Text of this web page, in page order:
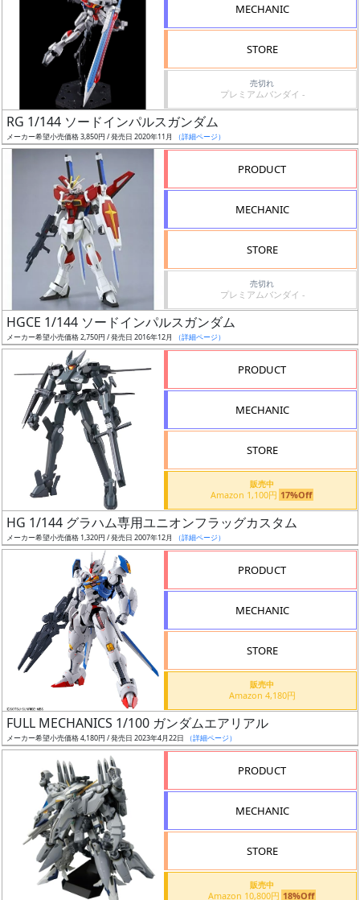
ル
ー
ズ・
況
売
始
抽
選
MECHANIC
STORE
売切れ
プレミアムバンダイ -
RG 1/144 ソードインパルスガンダム
メーカー希望小売価格 3,850円 / 発売日 2020年11月 （詳細ページ）
PRODUCT
MECHANIC
STORE
売切れ
プレミアムバンダイ -
HGCE 1/144 ソードインパルスガンダム
メーカー希望小売価格 2,750円 / 発売日 2016年12月 （詳細ページ）
PRODUCT
MECHANIC
STORE
販売中
Amazon 1,100円 17%Off
HG 1/144 グラハム専用ユニオンフラッグカスタム
メーカー希望小売価格 1,320円 / 発売日 2007年12月 （詳細ページ）
PRODUCT
MECHANIC
STORE
販売中
Amazon 4,180円
FULL MECHANICS 1/100 ガンダムエアリアル
メーカー希望小売価格 4,180円 / 発売日 2023年4月22日 （詳細ページ）
PRODUCT
MECHANIC
STORE
販売中
Amazon 10,800円 18%Off